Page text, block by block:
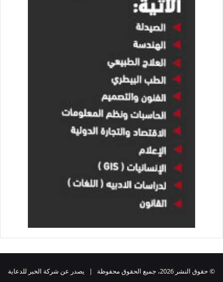
© حقوق النشر 2026، جميع الحقوق محفوظة | يصدر عن شركة الخبر للدعاية